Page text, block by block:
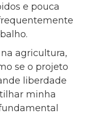
e pouca
agricultura,
se o projeto
liberdade
minha